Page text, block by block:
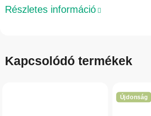
Részletes információ
Kapcsolódó termékek
Újdonság